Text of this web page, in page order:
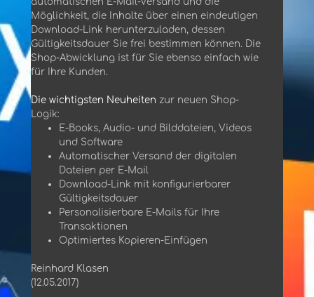
Möglichkeit, die Inhalte über einen eindeutigen
Download-Link herunterzuladen, dessen
Gültigkeitsdauer Sie frei bestimmen können. Die
Shop-Abwicklung ist für Sie ebenso einfach wie
für Ihre Kunden.
Die wichtigsten Neuheiten zur neuen Shop-
Logik:
E-Books, Audio- und Bilddateien, Videos
und Software
Automatischer Versand der digitalen
Dateien per E-Mail
Download-Link mit konfigurierbarer
Gültigkeitsdauer
Personalisierbare E-Mails für Ihre
Transaktionen
Optimiertes Kopieren-Einfügen
Reinhard Klasen
(12.05.2017)